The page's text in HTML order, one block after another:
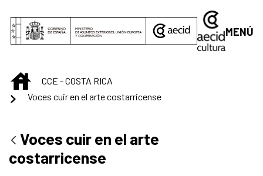
MENÚ
INICIO
CCE - COSTA RICA
Voces cuir en el arte costarricense
Voces cuir en el arte
costarricense